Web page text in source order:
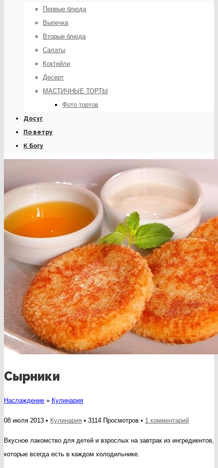
Первые блюда
Выпечка
Вторые блюда
Салаты
Коктейли
Десерт
МАСТИЧНЫЕ ТОРТЫ
Фото тортов
Досуг
По ветру
К Богу
Сырники
Наслаждение » Кулинария
08 июля 2013 • Кулинария • 3114 Просмотров • 1 комментарийк
Вкусное лакомство для детей и взрослых на завтрак из ингредиентов,
которые всегда есть в каждом холодильнике.